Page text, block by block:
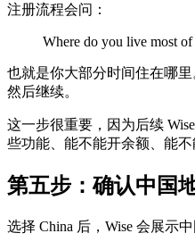
注册流程会问：
Where do you live most of
也就是你大部分时间住在哪里
然后继续。
这一步很重要，因为后续
些功能、能不能开余额、能不
第五步：确认中国
选择 China 后，Wise 会展示